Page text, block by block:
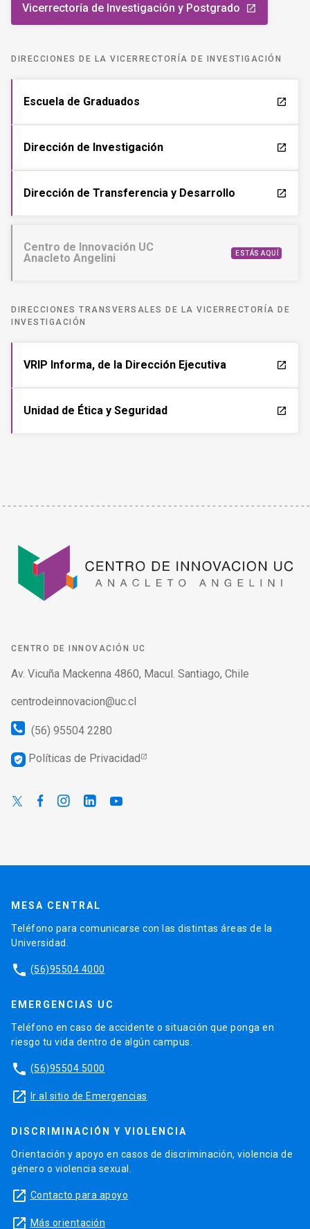
Vicerrectoría de Investigación y Postgrado launch
DIRECCIONES DE LA VICERRECTORÍA DE INVESTIGACIÓN
Escuela de Graduados launch
Dirección de Investigación launch
Dirección de Transferencia y Desarrollo launch
Centro de Innovación UC
Anacleto Angelini
ESTÁS AQUÍ
DIRECCIONES TRANSVERSALES DE LA VICERRECTORÍA DE
INVESTIGACIÓN
VRIP Informa, de la Dirección Ejecutiva launch
Unidad de Ética y Seguridad launch
CENTRO DE INNOVACIÓN UC
Av. Vicuña Mackenna 4860, Macul. Santiago, Chile
centrodeinnovacion@uc.cl
(56) 95504 2280
verified_user Políticas de Privacidad
MESA CENTRAL
Teléfono para comunicarse con las distintas áreas de la
Universidad.
phone (56)95504 4000
EMERGENCIAS UC
Teléfono en caso de accidente o situación que ponga en
riesgo tu vida dentro de algún campus.
phone (56)95504 5000
launch Ir al sitio de Emergencias
DISCRIMINACIÓN Y VIOLENCIA
Orientación y apoyo en casos de discriminación, violencia de
género o violencia sexual.
launch Contacto para apoyo
launch Más orientación